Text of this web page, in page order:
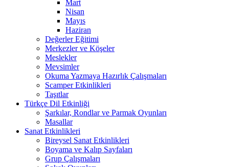
Mart
Nisan
Mayıs
Haziran
Değerler Eğitimi
Merkezler ve Köşeler
Meslekler
Mevsimler
Okuma Yazmaya Hazırlık Çalışmaları
Scamper Etkinlikleri
Taşıtlar
Türkçe Dil Etkinliği
Şarkılar, Rondlar ve Parmak Oyunları
Masallar
Sanat Etkinlikleri
Bireysel Sanat Etkinlikleri
Boyama ve Kalıp Sayfaları
Grup Çalışmaları